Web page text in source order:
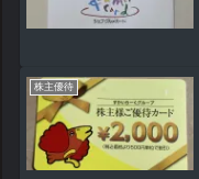
株主優待